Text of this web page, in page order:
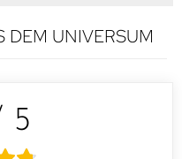
DEM UNIVERSUM
5